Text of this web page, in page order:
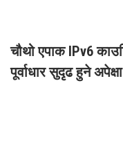
चौथो एपाक IPv6
पूर्वाधार सुदृढ हुने अपेक्षा